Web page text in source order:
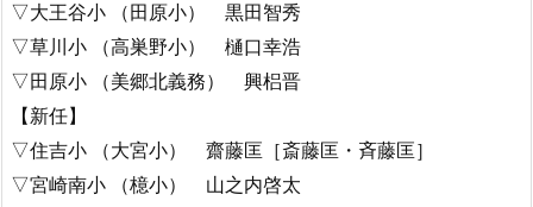
▽大王谷小 （田原小） 黒田智秀
▽草川小 （高巣野小） 樋口幸浩
▽田原小 （美郷北義務） 興梠晋
【新任】
▽住吉小 （大宮小） 齋藤匡［斎藤匡・斉藤匡］
▽宮崎南小 （檍小） 山之内啓太